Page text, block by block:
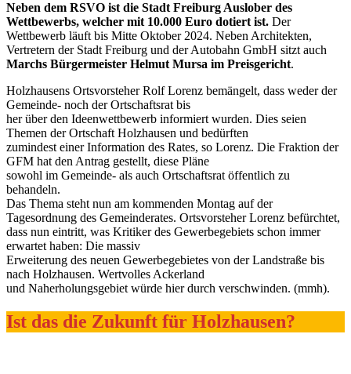
Neben dem RSVO ist die Stadt Freiburg Auslober des
Wettbewerbs, welcher mit 10.000 Euro dotiert ist. Der
Wettbewerb läuft bis Mitte Oktober 2024. Neben Architekten,
Vertretern der Stadt Freiburg und der Autobahn GmbH sitzt auch
Marchs Bürgermeister Helmut Mursa im Preisgericht.
Holzhausens Ortsvorsteher Rolf Lorenz bemängelt, dass weder der
Gemeinde- noch der Ortschaftsrat bis
her über den Ideenwettbewerb informiert wurden. Dies seien
Themen der Ortschaft Holzhausen und bedürften
zumindest einer Information des Rates, so Lorenz. Die Fraktion der
GFM hat den Antrag gestellt, diese Pläne
sowohl im Gemeinde- als auch Ortschaftsrat öffentlich zu
behandeln.
Das Thema steht nun am kommenden Montag auf der
Tagesordnung des Gemeinderates. Ortsvorsteher Lorenz befürchtet,
dass nun eintritt, was Kritiker des Gewerbegebiets schon immer
erwartet haben: Die massiv
Erweiterung des neuen Gewerbegebietes von der Landstraße bis
nach Holzhausen. Wertvolles Ackerland
und Naherholungsgebiet würde hier durch verschwinden. (mmh).
Ist das die Zukunft für Holzhausen?